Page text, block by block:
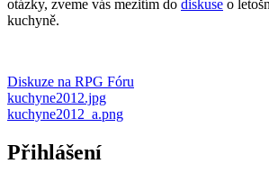
otázky, zveme vás mezitím do diskuse o
kuchyně.
Diskuze na RPG Fóru
kuchyne2012.jpg
kuchyne2012_a.png
Přihlášení